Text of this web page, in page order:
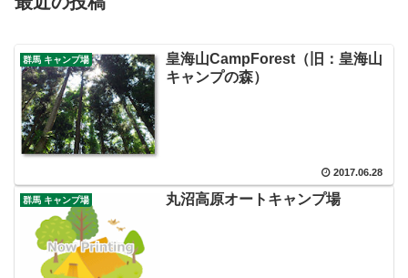
群馬 キャンプ場
皇海山CampForest（旧：皇海山
キャンプの森）
2017.06.28
群馬 キャンプ場 丸沼高原オートキャンプ場